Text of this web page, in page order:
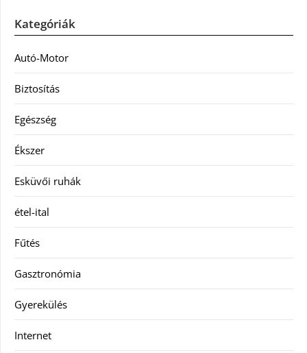
Kategóriák
Autó-Motor
Biztosítás
Egészség
Ékszer
Esküvői ruhák
étel-ital
Fűtés
Gasztronómia
Gyerekülés
Internet